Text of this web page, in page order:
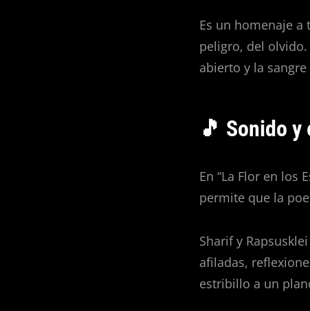
Es un homenaje a
peligro, del
abierto y la
🎵 Sonido
En “La Flor en los
permite que la
Sharif y
afiladas,
estribillo a un